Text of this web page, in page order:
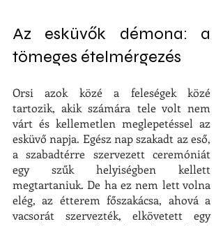
Az esküvők démona: a
tömeges ételmérgezés
Orsi azok közé a feleségek közé
tartozik, akik számára tele volt nem
várt és kellemetlen meglepetéssel az
esküvő napja. Egész nap szakadt az eső,
a szabadtérre szervezett ceremóniát
egy szűk helyiségben kellett
megtartaniuk. De ha ez nem lett volna
elég, az étterem főszakácsa, ahová a
vacsorát szervezték, elkövetett egy